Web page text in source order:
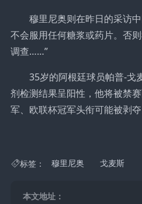
穆里尼奥则在昨日的采访
不会服用任何糖浆或药片。否
调查……”
35岁的阿根廷球员帕普-戈
剂检测结果呈阳性，他将被禁
军、欧联杯冠军头衔可能被剥夺
标签： 穆里尼奥 戈麦斯
本文地址：